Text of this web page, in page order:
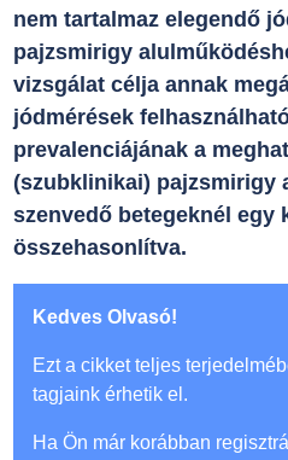
nem tartalmaz elegendő
pajzsmirigy
vizsgálat célja annak
jódmérések
prevalenciájának a
(szubklinikai) pajzsmirigy
szenvedő betegeknél egy
összehasonlítva.
Kedves Olvasó!
Ezt a cikket teljes
tagjaink érhetik el.
Ha Ön már korábban